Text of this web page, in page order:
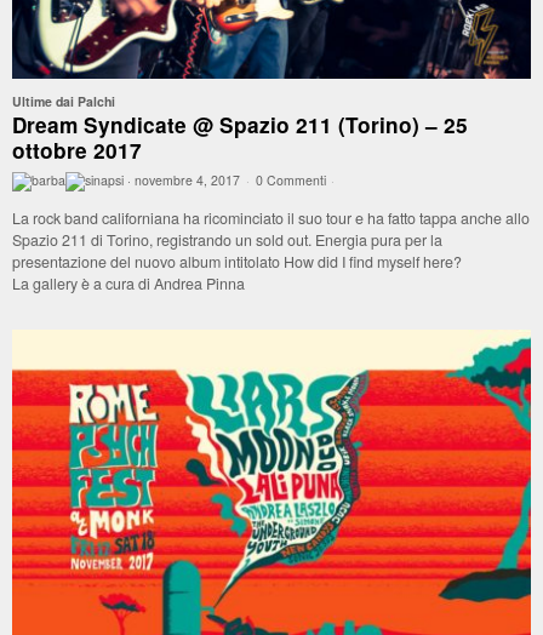
Ultime dai Palchi
Dream Syndicate @ Spazio 211 (Torino) – 25
ottobre 2017
· novembre 4, 2017 · 0 Commenti ·
La rock band californiana ha ricominciato il suo tour e ha fatto tappa anche allo
Spazio 211 di Torino, registrando un sold out. Energia pura per la
presentazione del nuovo album intitolato How did I find myself here?
La gallery è a cura di Andrea Pinna